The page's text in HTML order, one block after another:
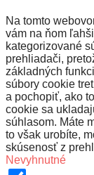
Na tomto
vám na ňom
kategorizované
prehliadači,
základných
súbory cookie
a pochopiť, ako
cookie sa
súhlasom. Máte
to však urobíte,
skúsenosť z
Nevyhnutné